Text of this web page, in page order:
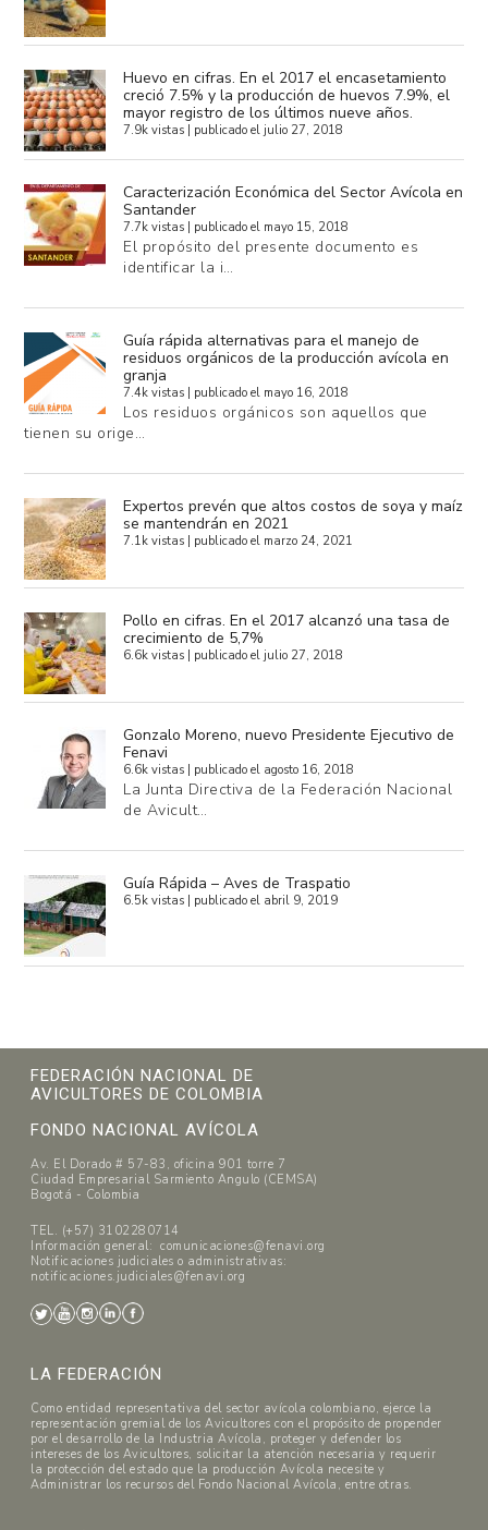
Huevo en cifras. En el 2017 el encasetamiento
creció 7.5% y la producción de huevos 7.9%, el
mayor registro de los últimos nueve años.
7.9k vistas publicado el julio 27, 2018
Caracterización Económica del Sector Avícola en
Santander
7.7k vistas publicado el mayo 15, 2018
El propósito del presente documento es
identificar la i…
Guía rápida alternativas para el manejo de
residuos orgánicos de la producción avícola en
granja
7.4k vistas publicado el mayo 16, 2018
Los residuos orgánicos son aquellos que
tienen su orige…
Expertos prevén que altos costos de soya y maíz
se mantendrán en 2021
7.1k vistas publicado el marzo 24, 2021
Pollo en cifras. En el 2017 alcanzó una tasa de
crecimiento de 5,7%
6.6k vistas publicado el julio 27, 2018
Gonzalo Moreno, nuevo Presidente Ejecutivo de
Fenavi
6.6k vistas publicado el agosto 16, 2018
La Junta Directiva de la Federación Nacional
de Avicult…
Guía Rápida – Aves de Traspatio
6.5k vistas publicado el abril 9, 2019
FEDERACIÓN NACIONAL DE
AVICULTORES DE COLOMBIA
FONDO NACIONAL AVÍCOLA
Av. El Dorado # 57-83, oficina 901 torre 7
Ciudad Empresarial Sarmiento Angulo (CEMSA)
Bogotá - Colombia
TEL. (+57) 3102280714
Información general: comunicaciones@fenavi.org
Notificaciones judiciales o administrativas:
notificaciones.judiciales@fenavi.org
LA FEDERACIÓN
Como entidad representativa del sector avícola colombiano, ejerce la
representación gremial de los Avicultores con el propósito de propender
por el desarrollo de la Industria Avícola, proteger y defender los
intereses de los Avicultores, solicitar la atención necesaria y requerir
la protección del estado que la producción Avícola necesite y
Administrar los recursos del Fondo Nacional Avícola, entre otras.